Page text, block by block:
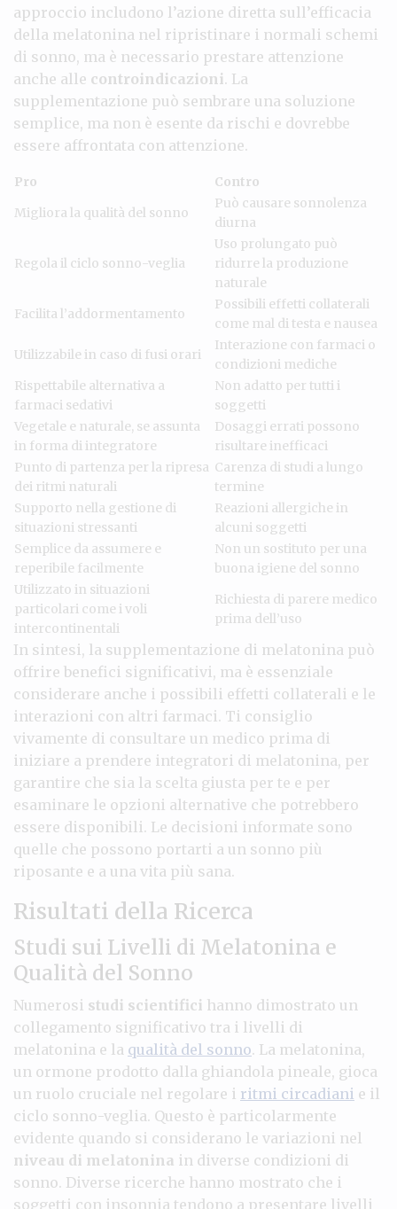
approccio includono l’azione diretta sull’efficacia
della melatonina nel ripristinare i normali schemi
di sonno, ma è necessario prestare attenzione
anche alle controindicazioni. La
supplementazione può sembrare una soluzione
semplice, ma non è esente da rischi e dovrebbe
essere affrontata con attenzione.
Pro
Contro
Migliora la qualità del sonno
Può causare sonnolenza
diurna
Regola il ciclo sonno-veglia
Uso prolungato può
ridurre la produzione
naturale
Facilita l’addormentamento
Possibili effetti collaterali
come mal di testa e nausea
Utilizzabile in caso di fusi orari
Interazione con farmaci o
condizioni mediche
Rispettabile alternativa a
farmaci sedativi
Non adatto per tutti i
soggetti
Vegetale e naturale, se assunta
in forma di integratore
Dosaggi errati possono
risultare inefficaci
Punto di partenza per la ripresa
dei ritmi naturali
Carenza di studi a lungo
termine
Supporto nella gestione di
situazioni stressanti
Reazioni allergiche in
alcuni soggetti
Semplice da assumere e
reperibile facilmente
Non un sostituto per una
buona igiene del sonno
Utilizzato in situazioni
particolari come i voli
intercontinentali
Richiesta di parere medico
prima dell’uso
In sintesi, la supplementazione di melatonina può
offrire benefici significativi, ma è essenziale
considerare anche i possibili effetti collaterali e le
interazioni con altri farmaci. Ti consiglio
vivamente di consultare un medico prima di
iniziare a prendere integratori di melatonina, per
garantire che sia la scelta giusta per te e per
esaminare le opzioni alternative che potrebbero
essere disponibili. Le decisioni informate sono
quelle che possono portarti a un sonno più
riposante e a una vita più sana.
Risultati della Ricerca
Studi sui Livelli di Melatonina e
Qualità del Sonno
Numerosi studi scientifici hanno dimostrato un
collegamento significativo tra i livelli di
melatonina e la qualità del sonno. La melatonina,
un ormone prodotto dalla ghiandola pineale, gioca
un ruolo cruciale nel regolare i ritmi circadiani e il
ciclo sonno-veglia. Questo è particolarmente
evidente quando si considerano le variazioni nel
niveau di melatonina in diverse condizioni di
sonno. Diverse ricerche hanno mostrato che i
soggetti con insonnia tendono a presentare livelli